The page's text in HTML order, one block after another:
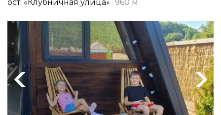
ост. «Клубничная улица» 960 м
Previous Next